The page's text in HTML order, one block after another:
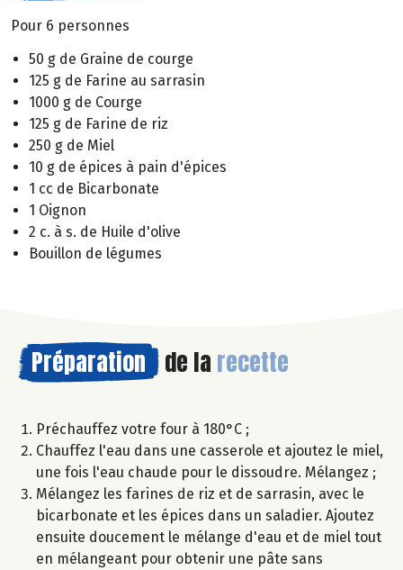
Pour 6 personnes
50 g de Graine de courge
125 g de Farine au sarrasin
1000 g de Courge
125 g de Farine de riz
250 g de Miel
10 g de épices à pain d'épices
1 cc de Bicarbonate
1 Oignon
2 c. à s. de Huile d'olive
Bouillon de légumes
Préparation de la recette
Préchauffez votre four à 180°C ;
Chauffez l'eau dans une casserole et ajoutez le miel,
une fois l'eau chaude pour le dissoudre. Mélangez ;
Mélangez les farines de riz et de sarrasin, avec le
bicarbonate et les épices dans un saladier. Ajoutez
ensuite doucement le mélange d'eau et de miel tout
en mélangeant pour obtenir une pâte sans